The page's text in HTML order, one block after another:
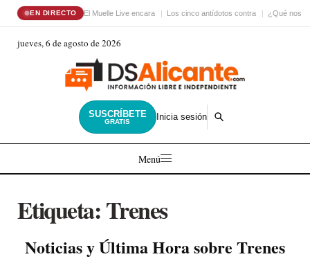
EN DIRECTO El Muelle Live encara Los cinco antídotos contra ¿Qué nos
jueves, 6 de agosto de 2026
SUSCRÍBETE
GRATIS Inicia sesión
Menú
Etiqueta:Trenes
Noticias y Última Hora sobre Trenes